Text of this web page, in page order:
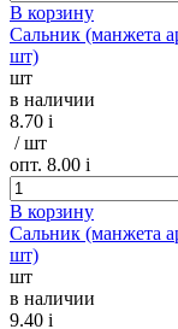
В корзину
Сальник (манжета
шт)
шт
в наличии
8.70 i
/ шт
опт. 8.00 i
В корзину
Сальник (манжета
шт)
шт
в наличии
9.40 i